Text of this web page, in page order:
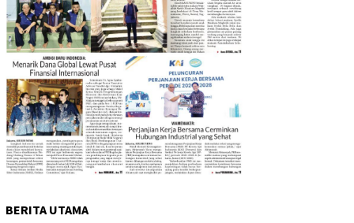
BERITA UTAMA